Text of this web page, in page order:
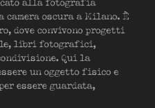
alla fotografia
oscura a Milano. È
dove convivono progetti
libri fotografici,
Qui la
un oggetto fisico e
essere guardata,